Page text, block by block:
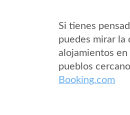
Si tienes
puedes mirar la
alojamientos
pueblos
Booking.com